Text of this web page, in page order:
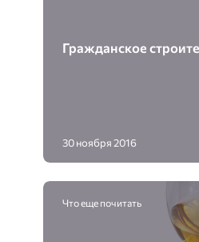
Гражданское
30 ноября 2016
Что еще почитать